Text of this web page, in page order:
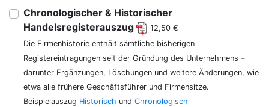
Chronologischer & Historischer
Handelsregisterauszug
12,50 €
Die Firmenhistorie enthält sämtliche bisherigen
Registereintragungen seit der Gründung des Unternehmens –
darunter Ergänzungen, Löschungen und weitere Änderungen, wie
etwa alle frühere Geschäftsführer und Firmensitze.
Beispielauszug Historisch und Chronologisch